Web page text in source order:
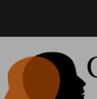
to
main
content
to
footer